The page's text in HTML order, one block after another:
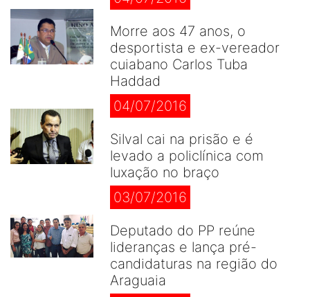
Morre aos 47 anos, o
desportista e ex-vereador
cuiabano Carlos Tuba
Haddad
04/07/2016
Silval cai na prisão e é
levado a policlínica com
luxação no braço
03/07/2016
Deputado do PP reúne
lideranças e lança pré-
candidaturas na região do
Araguaia